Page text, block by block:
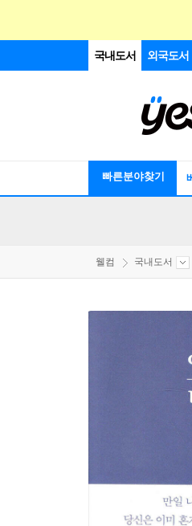
국내도서 외국도서
빠른분야찾기
웰컴 국내도서